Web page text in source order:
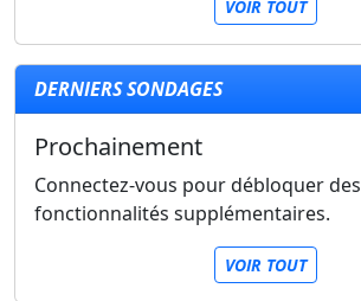
VOIR TOUT
DERNIERS SONDAGES
Prochainement
Connectez-vous pour débloquer des
fonctionnalités supplémentaires.
VOIR TOUT